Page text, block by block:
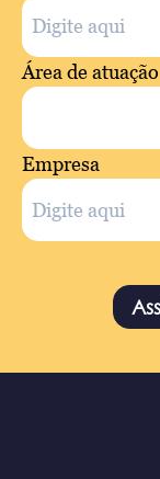
Área de atuação
Empresa